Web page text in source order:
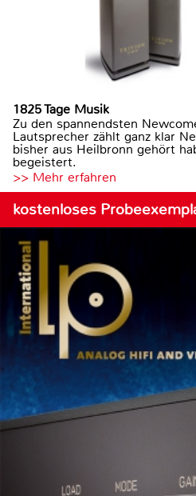
1825 Tage Musik
Zu den spannendsten
Lautsprecher zählt ganz klar
bisher aus Heilbronn gehört
begeistert.
>> Mehr erfahren
kostenloses